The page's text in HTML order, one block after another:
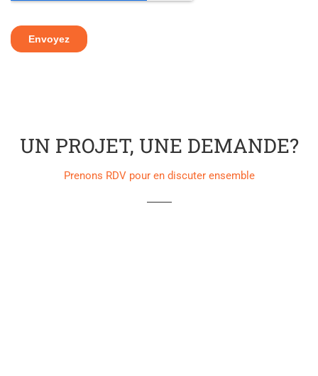
UN PROJET, UNE DEMANDE?
Prenons RDV pour en discuter ensemble